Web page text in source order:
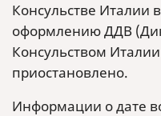
Консульстве Италии
оформлению ДДВ
Консульством
приостановлено.
Информации о дате